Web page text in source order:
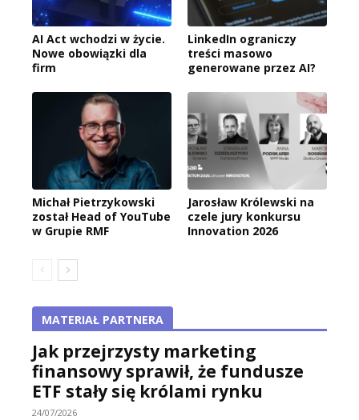
AI Act wchodzi w życie.
Nowe obowiązki dla
firm
LinkedIn ograniczy
treści masowo
generowane przez AI?
Michał Pietrzykowski
został Head of YouTube
w Grupie RMF
Jarosław Królewski na
czele jury konkursu
Innovation 2026
MATERIAŁ PARTNERA
Jak przejrzysty marketing
finansowy sprawił, że fundusze
ETF stały się królami rynku
24/07/2026